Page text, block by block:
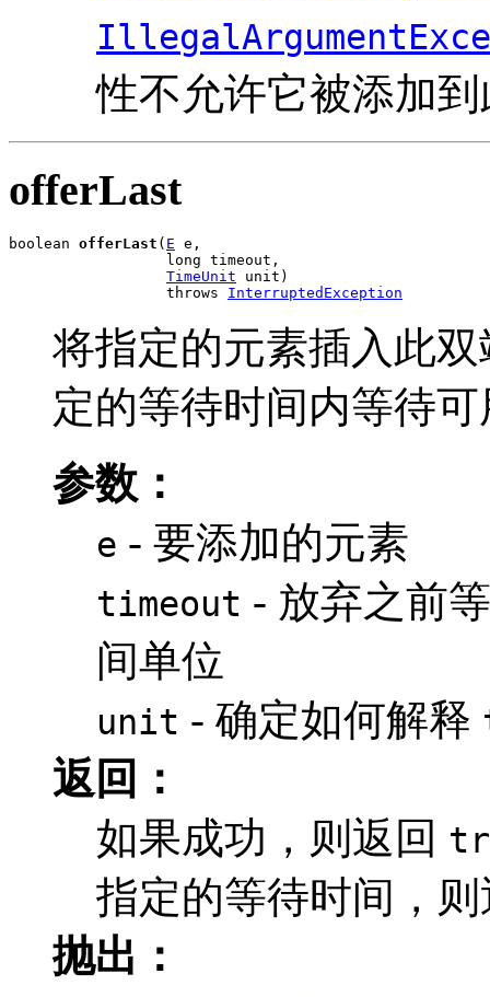
性不允许它被添加
offerLast
boolean offerLast ( E e,
                  long timeout,
TimeUnit unit)
                  throws
InterruptedException
将指定的元素插入此
定的等待时间内等待
参数：
e - 要添加的元素
timeout - 放弃之前
间单位
unit - 确定如何解释
返回：
如果成功，则返回
指定的等待时间，
抛出：